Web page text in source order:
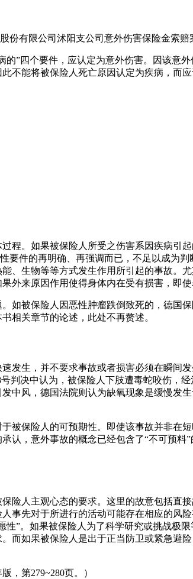
有限公司沭阳支公司意外伤害保险金索赔
”四个要件，应认定为意外伤害。因该意
不能将被保险人死亡原因认定为疾病，而应
程。如果被保险人所受之伤害系因疾病引
要件的再明确、再强调而已，不足以成为
、生物等等方式发生作用所引起的事故。
外来原因作用使得身体内在受有损害，即
如被保险人因恶性肿瘤跌倒致死的，德国
相关章节的论述，此处不再赘述。
发生，并不要求事故或者损害必须在瞬间
判决中认为，被保险人下肢遭毒蛇咬伤，
中风，德国法院则认为缺氧现象是缓慢发
被保险人的可预期性。即使该事故并非在
认，意外事故的概念已经包含了“不可预料
险人主观心态的要求。这里的故意包括直
事先对于所进行的活动可能存在相应的风
”。如果被保险人为了科学研究或挑战极
而如果被保险人是出于正当防卫或紧急避
，第279~280页。）